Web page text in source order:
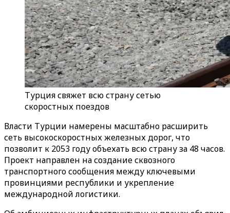
Турция свяжет всю страну сетью
скоростных поездов
Власти Турции намерены масштабно расширить
сеть высокоскоростных железных дорог, что
позволит к 2053 году объехать всю страну за 48 часов.
Проект направлен на создание сквозного
транспортного сообщения между ключевыми
провинциями республики и укрепление
международной логистики.